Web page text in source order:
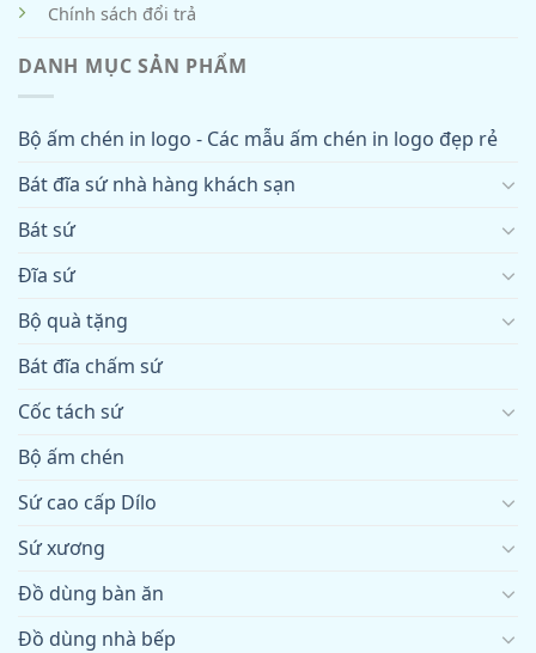
Chính sách đổi trả
DANH MỤC SẢN PHẨM
Bộ ấm chén in logo - Các mẫu ấm chén in logo đẹp rẻ
Bát đĩa sứ nhà hàng khách sạn
Bát sứ
Đĩa sứ
Bộ quà tặng
Bát đĩa chấm sứ
Cốc tách sứ
Bộ ấm chén
Sứ cao cấp Dílo
Sứ xương
Đồ dùng bàn ăn
Đồ dùng nhà bếp